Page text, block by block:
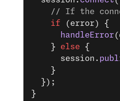
// If the
    if
(error) {
      handleError
    }
else {
      session.
    }
  });
}